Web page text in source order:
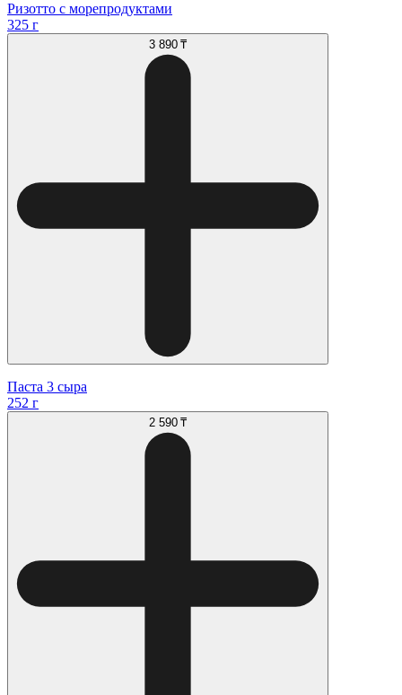
Ризотто с морепродуктами
325 г
3 890 ₸
Паста 3 сыра
252 г
2 590 ₸